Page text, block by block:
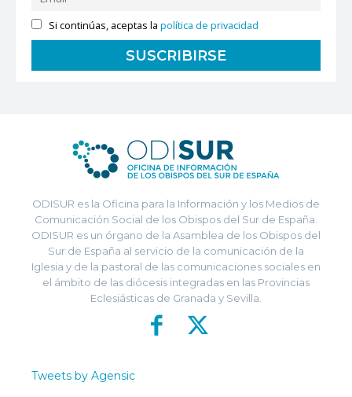
Si continúas, aceptas lapolítica de privacidad
ODISUR es la Oficina para la Información y los Medios de
Comunicación Social de los Obispos del Sur de España.
ODISUR es un órgano de la Asamblea de los Obispos del
Sur de España al servicio de la comunicación de la
Iglesia y de la pastoral de las comunicaciones sociales en
el ámbito de las diócesis integradas en las Provincias
Eclesiásticas de Granada y Sevilla.
Tweets by Agensic